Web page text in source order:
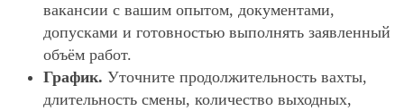
вакансии с вашим опытом, документами,
допусками и готовностью выполнять заявленный
объём работ.
График. Уточните продолжительность вахты,
длительность смены, количество выходных,